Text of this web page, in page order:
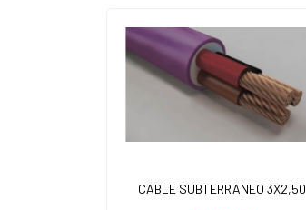
CABLE SUBTERRANEO 3X2,50